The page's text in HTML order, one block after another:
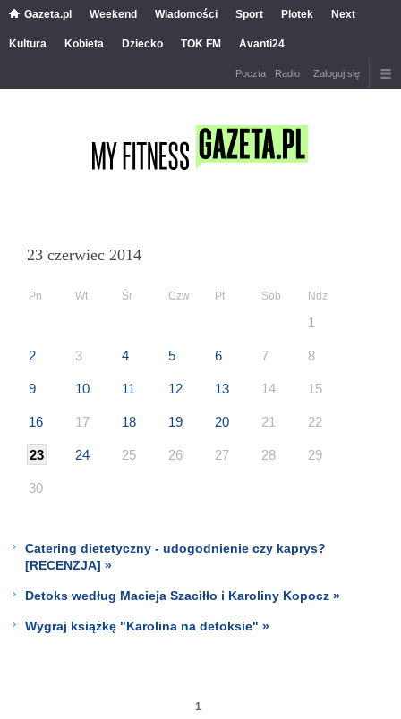
Gazeta.pl Weekend Wiadomości Sport Plotek Next
Kultura Kobieta Dziecko TOK FM Avanti24
Poczta Radio Zaloguj się
23 czerwiec 2014
Pn Wt Śr Czw Pt Sob Ndz
1
2 3 4 5 6 7 8
9 10 11 12 13 14 15
16 17 18 19 20 21 22
23 24 25 26 27 28 29
30
Catering dietetyczny - udogodnienie czy kaprys?
[RECENZJA] »
Detoks według Macieja Szaciłło i Karoliny Kopocz »
Wygraj książkę "Karolina na detoksie" »
1